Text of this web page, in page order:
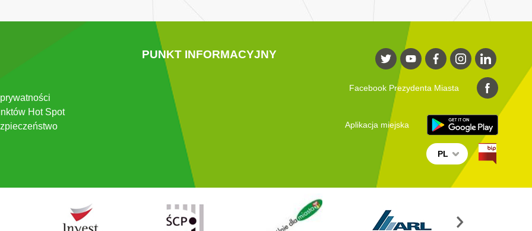
Hot Spot
PUNKT INFORMACYJNY
Facebook Prezydenta Miasta
Aplikacja miejska
PL